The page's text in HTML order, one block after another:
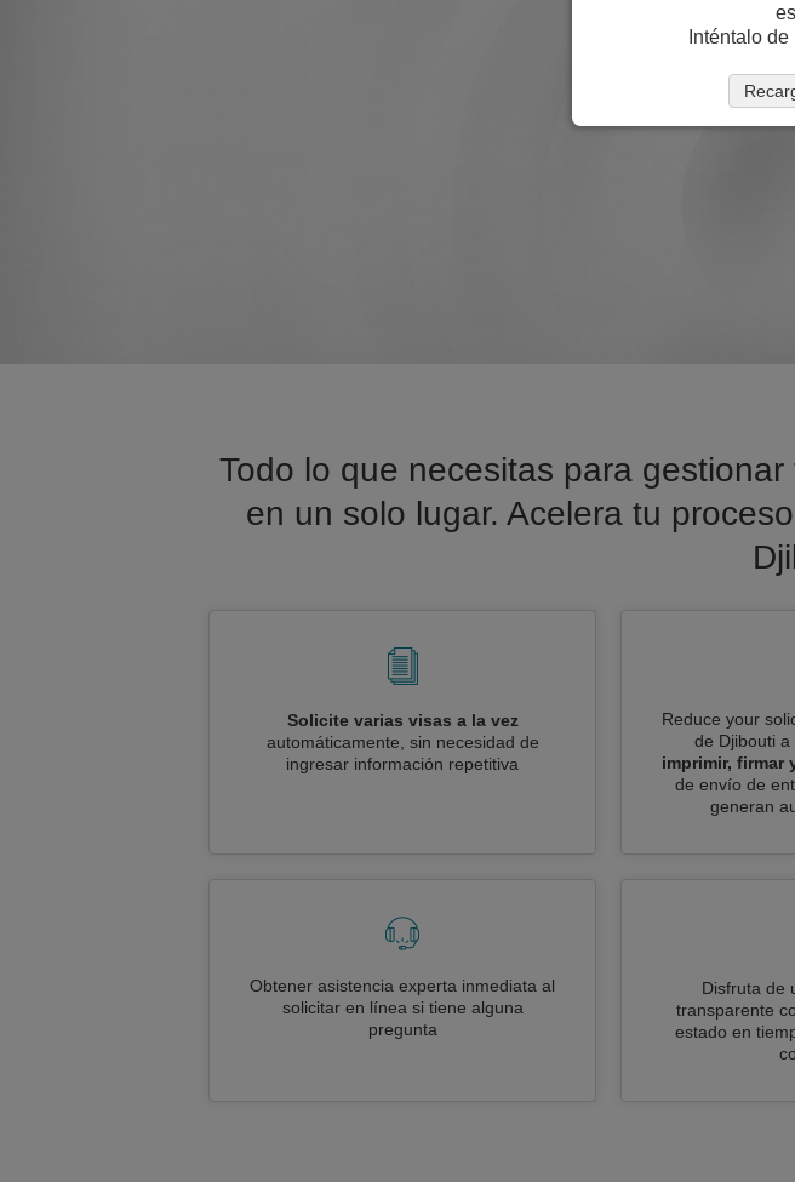
Todo lo que necesitas para
en un solo lugar. Acelera tu
Solicite varias visas a la vez
automáticamente, sin necesidad de
ingresar información repetitiva
Reduce your
de Djibouti a
imprimir, firmar
de envío de
generan
Obtener asistencia experta inmediata al
solicitar en línea si tiene alguna
pregunta
Disfruta de
transparente
estado en
Inténtalo